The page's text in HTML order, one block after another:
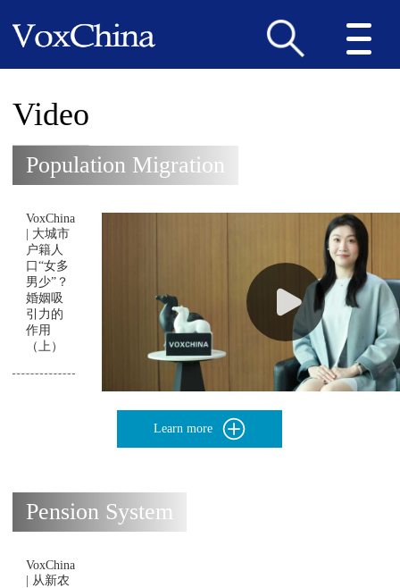
Video
Population Migration
VoxChina
| 大城市
户籍人
口“女多
男少”？
婚姻吸
引力的
作用
（上）
Learn more
Pension System
VoxChina
| 从新农